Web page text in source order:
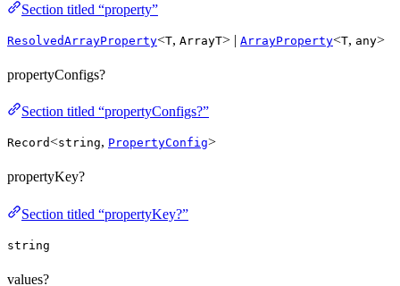
Section titled “property”
ResolvedArrayProperty<T, ArrayT> | ArrayProperty<T, any>
propertyConfigs?
Section titled “propertyConfigs?”
Record<string, PropertyConfig>
propertyKey?
Section titled “propertyKey?”
string
values?